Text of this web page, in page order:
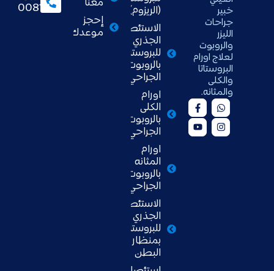
خبير
جراحات
الليزر
والروبوت
لعلاج اورام
البروستاتا
والكلى
والمثانه.
(الريزوم)
الاستئصال
الجذري
للبروستاتا
بالروبوت
الجراحي
اورام
الكلى
بالروبوت
الجراحي
اورام
المثانه
بالروبوت
الجراحي
الاستئصال
الجذري
للبروستاتا
بمنظار
البطن
معنا
إحجز
موعدك
008111